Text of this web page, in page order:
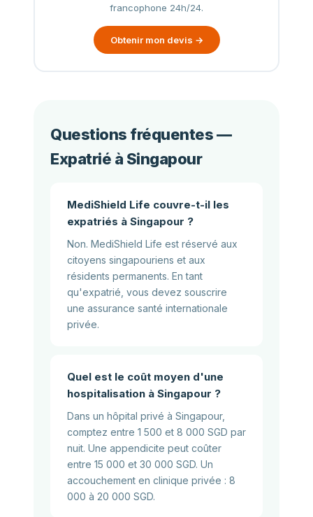
francophone 24h/24.
Obtenir mon devis →
Questions fréquentes —
Expatrié à Singapour
MediShield Life couvre-t-il les
expatriés à Singapour ?
Non. MediShield Life est réservé aux
citoyens singapouriens et aux
résidents permanents. En tant
qu'expatrié, vous devez souscrire
une assurance santé internationale
privée.
Quel est le coût moyen d'une
hospitalisation à Singapour ?
Dans un hôpital privé à Singapour,
comptez entre 1 500 et 8 000 SGD par
nuit. Une appendicite peut coûter
entre 15 000 et 30 000 SGD. Un
accouchement en clinique privée : 8
000 à 20 000 SGD.